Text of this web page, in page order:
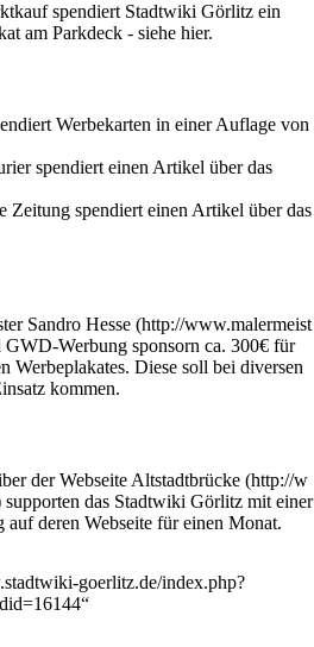
spendiert Stadtwiki Görlitz ein
am Parkdeck - siehe hier.
Werbekarten in einer Auflage von
spendiert einenArtikel über das
Zeitung spendiert einenArtikel über das
Sandro Hesse
GWD-Werbung sponsorn ca. 300€ für
Werbeplakates. Diese soll bei diversen
kommen.
der Webseite Altstadtbrücke
supporten das Stadtwiki Görlitz mit einer
auf deren Webseite für einen Monat.
goerlitz.de/index.php?
“